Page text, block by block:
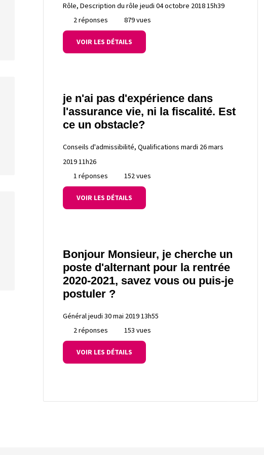
Rôle, Description du rôle jeudi 04 octobre 2018 15h39
2 réponses
879 vues
VOIR LES DÉTAILS
je n'ai pas d'expérience dans
l'assurance vie, ni la fiscalité. Est
ce un obstacle?
Conseils d'admissibilité, Qualifications mardi 26 mars
2019 11h26
1 réponses
152 vues
VOIR LES DÉTAILS
Bonjour Monsieur, je cherche un
poste d'alternant pour la rentrée
2020-2021, savez vous ou puis-je
postuler ?
Généraljeudi 30 mai 2019 13h55
2 réponses
153 vues
VOIR LES DÉTAILS